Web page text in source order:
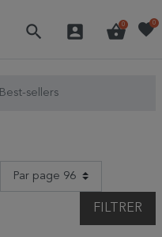
search account_box shopping_basket
0 favorite0
Best-sellers
FILTRER